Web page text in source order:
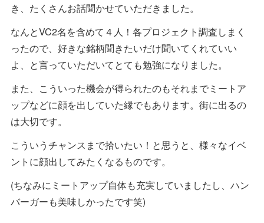
き、たくさんお話聞かせていただきました。
なんとVC2名を含めて４人！各プロジェクト調査しまく
ったので、好きな銘柄聞きたいだけ聞いてくれていい
よ、と言っていただいてとても勉強になりました。
また、こういった機会が得られたのもそれまでミートア
ップなどに顔を出していた縁でもあります。街に出るの
は大切です。
こういうチャンスまで拾いたい！と思うと、様々なイベ
ントに顔出してみたくなるものです。
(ちなみにミートアップ自体も充実していましたし、ハン
バーガーも美味しかったです笑)